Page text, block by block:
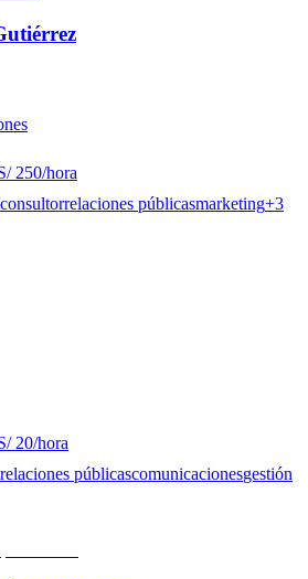
250/hora
consultorrelaciones públicasmarketing+3
20/hora
relaciones públicascomunicacionesgestión